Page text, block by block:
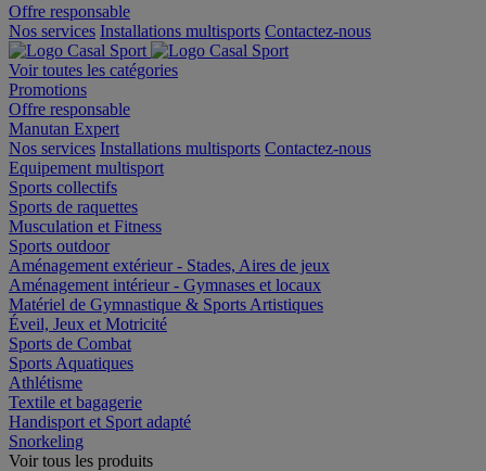
Offre responsable
Nos services Installations multisports Contactez-nous
Voir toutes les catégories
Promotions
Offre responsable
Manutan Expert
Nos services Installations multisports Contactez-nous
Equipement multisport
Sports collectifs
Sports de raquettes
Musculation et Fitness
Sports outdoor
Aménagement extérieur - Stades, Aires de jeux
Aménagement intérieur - Gymnases et locaux
Matériel de Gymnastique & Sports Artistiques
Éveil, Jeux et Motricité
Sports de Combat
Sports Aquatiques
Athlétisme
Textile et bagagerie
Handisport et Sport adapté
Snorkeling
Voir tous les produits